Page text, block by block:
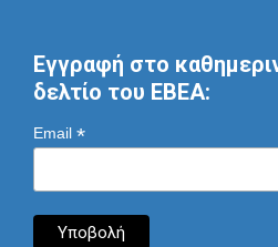
Εγγραφή στο
δελτίο του ΕΒΕΑ:
Email *